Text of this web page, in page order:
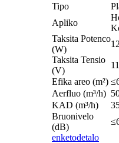
Tipo
Apliko
Taksita Potenco
(W)
Taksita Tensio
(V)
Efika areo (m²)
Aerfluo (m³/h)
KAD (m³/h)
Bruonivelo
(dB)
enketodetalo